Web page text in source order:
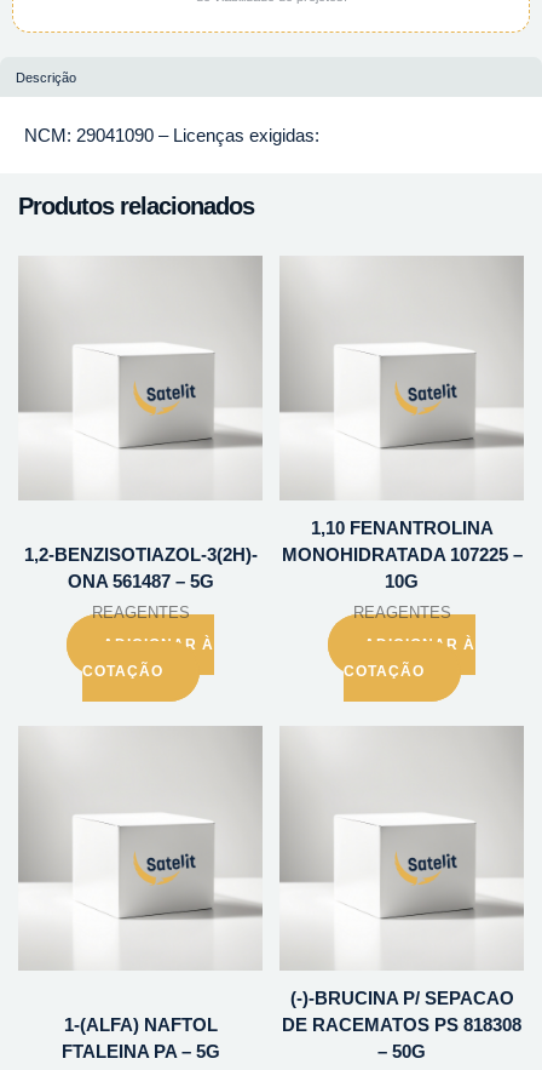
Descrição
NCM: 29041090 – Licenças exigidas:
Produtos relacionados
1,2-BENZISOTIAZOL-3(2H)-
ONA 561487 – 5G
REAGENTES
ADICIONAR À
COTAÇÃO
1,10 FENANTROLINA
MONOHIDRATADA 107225 –
10G
REAGENTES
ADICIONAR À
COTAÇÃO
1-(ALFA) NAFTOL
FTALEINA PA – 5G
(-)-BRUCINA P/ SEPACAO
DE RACEMATOS PS 818308
– 50G